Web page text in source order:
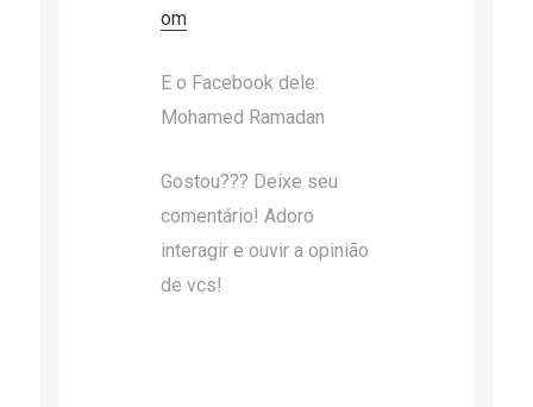
om
E o Facebook dele:
Mohamed Ramadan
Gostou??? Deixe seu
comentário! Adoro
interagir e ouvir a opinião
de vcs!